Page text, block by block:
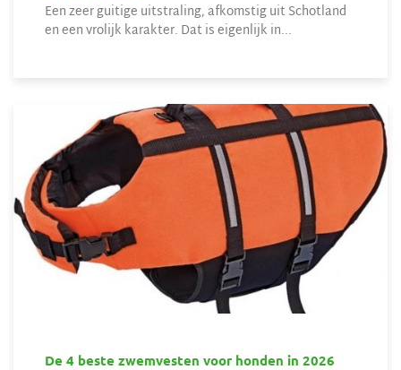
Een zeer guitige uitstraling, afkomstig uit Schotland
en een vrolijk karakter. Dat is eigenlijk in...
De 4 beste zwemvesten voor honden in 2026